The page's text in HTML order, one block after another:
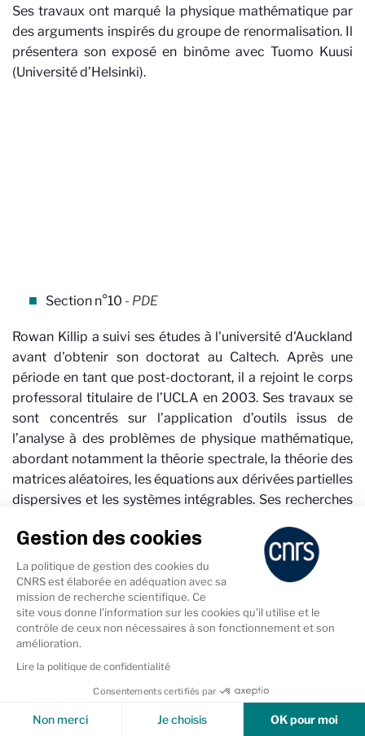
Ses travaux ont marqué la physique mathématique par
des arguments inspirés du groupe de renormalisation. Il
présentera son exposé en binôme avec Tuomo Kuusi
(Université d’Helsinki).
Section n°10 - PDE
Rowan Killip a suivi ses études à l'université d'Auckland
avant d'obtenir son doctorat au Caltech. Après une
période en tant que post-doctorant, il a rejoint le corps
professoral titulaire de l’UCLA en 2003. Ses travaux se
sont concentrés sur l’application d’outils issus de
l’analyse à des problèmes de physique mathématique,
abordant notamment la théorie spectrale, la théorie des
matrices aléatoires, les équations aux dérivées partielles
dispersives et les systèmes intégrables. Ses recherches
Fondation Sloan et la Fondation Simons. Il rejoint le
Centre de Recherche en Mathématiques de la Décision
en 2026.
Gestion des cookies
La politique de gestion des cookies du
CNRS est élaborée en adéquation avec sa
mission de recherche scientifique. Ce
site vous donne l’information sur les cookies qu’il utilise et le
contrôle de ceux non nécessaires à son fonctionnement et son
amélioration.
Lire la politique de confidentialité
Consentements certifiés par
Non merci Je choisis OK pour moi